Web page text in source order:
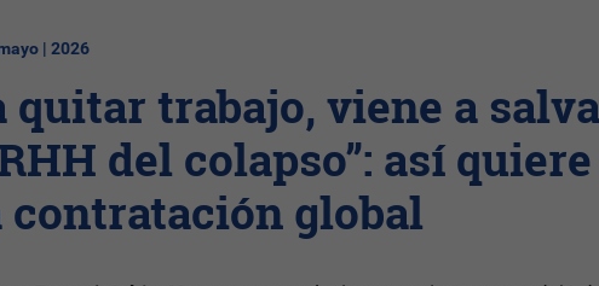
| 2026
quitar trabajo, viene a
del colapso”: así quiere
global